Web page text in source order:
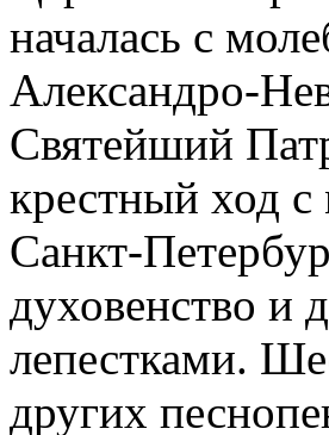
началась с
Александро-
Святейший
крестный ход
Санкт-
духовенство и
лепестками.
других